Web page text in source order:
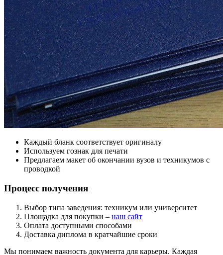
Каждый бланк соответствует оригиналу
Используем гознак для печати
Предлагаем макет об окончании вузов и техникумов с
проводкой
Процесс получения
Выбор типа заведения: техникум или университет
Площадка для покупки – наш сайт
Оплата доступными способами
Доставка диплома в кратчайшие сроки
Мы понимаем важность документа для карьеры. Каждая